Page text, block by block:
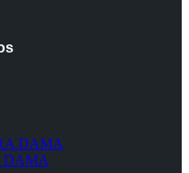
DAMA